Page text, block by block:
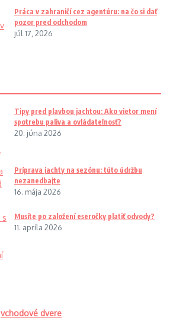
Práca v zahraničí cez agentúru: na čo si dať
pozor pred odchodom
júl 17, 2026
Tipy pred plavbou jachtou: Ako vietor mení
spotrebu paliva a ovládateľnosť?
20. júna 2026
Príprava jachty na sezónu: túto údržbu
nezanedbajte
16. mája 2026
Musíte po založení eseročky platiť odvody?
11. apríla 2026
vchodové dvere